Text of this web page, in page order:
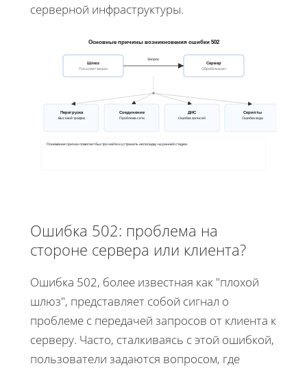
серверной инфраструктуры.
Основные причины возникновения ошибки 502
Шлюз
Посылает запрос
Сервер
Обрабатывает
Запрос
Перегрузка
Высокий трафик
Соединение
Проблема сети
ДНС
Ошибка записей
Скрипты
Ошибка кода
Понимание причин помогает быстро найти и устранить неполадку на ранней стадии.
Ошибка 502: проблема на
стороне сервера или клиента?
Ошибка 502, более известная как "плохой
шлюз", представляет собой сигнал о
проблеме с передачей запросов от клиента к
серверу. Часто, сталкиваясь с этой ошибкой,
пользователи задаются вопросом, где